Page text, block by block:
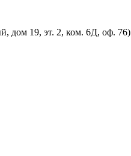
дом 19, эт. 2, ком. 6Д, оф. 76)